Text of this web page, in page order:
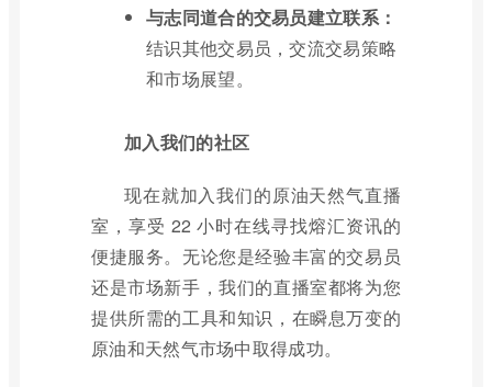
与志同道合的交易员建立联系：
结识其他交易员，交流交易策略
和市场展望。
加入我们的社区
现在就加入我们的原油天然气直播
室，享受 22 小时在线寻找熔汇资讯的
便捷服务。无论您是经验丰富的交易员
还是市场新手，我们的直播室都将为您
提供所需的工具和知识，在瞬息万变的
原油和天然气市场中取得成功。